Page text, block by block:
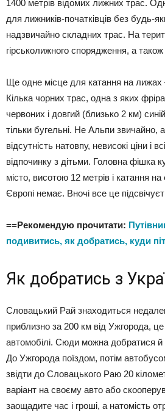
1400 метрів відомих лижних трас.
для лижників-початківців без будь-
надзвичайно складних трас. На
гірськолижного спорядження, а
Ще одне місце для катання на
Кілька чорних трас, одна з яких
червоних і довгий (близько 2 км)
тільки бугельні. Не Альпи звичайно,
відсутність натовпу, невисокі ціни і
відпочинку з дітьми. Головна фішка
місто, висотою 12 метрів і катання
Європі немає. Вночі все це
==Рекомендую прочитати:
подивитись, як добратись, куди
Як добратись з
Словацький Рай знаходиться
приблизно за 200 км від Ужгорода,
автомобілі. Сюди можна добратися й
До Ужгорода поїздом, потім
звідти до Словацького Раю 20
варіант на своєму авто або
заощадите час і гроші, а натомість